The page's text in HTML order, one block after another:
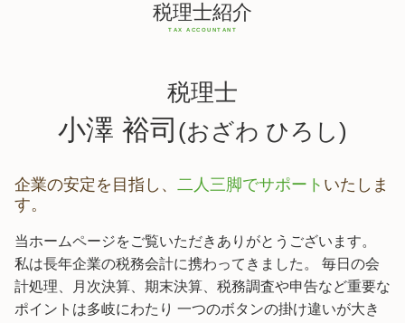
税理士紹介
税理士
小澤 裕司 (おざわ ひろし)
企業の安定を目指し、 二人三脚でサポート いたしま
す。
当ホームページをご覧いただきありがとうございます。
私は長年企業の税務会計に携わってきました。 毎日の会
計処理、月次決算、期末決算、税務調査や申告など重要な
ポイントは多岐にわたり 一つのボタンの掛け違いが大き